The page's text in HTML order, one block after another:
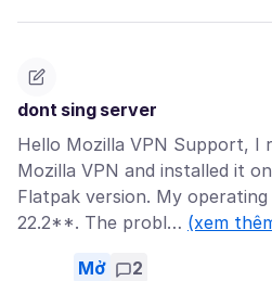
dont sing server
Hello Mozilla VPN Support, I
Mozilla VPN and installed it
Flatpak version. My
22.2**. The probl… (xem
Mở 2